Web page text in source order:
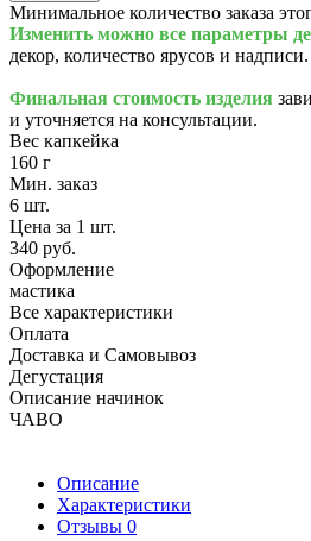
Минимальное количество заказа
Изменить можно все параметры
декор, количество ярусов и надписи.
Финальная стоимость изделия
и уточняется на консультации.
Вес капкейка
160 г
Мин. заказ
6 шт.
Цена за 1 шт.
340 руб.
Оформление
мастика
Все характеристики
Оплата
Доставка и Самовывоз
Дегустация
Описание начинок
ЧАВО
Описание
Характеристики
Отзывы 0